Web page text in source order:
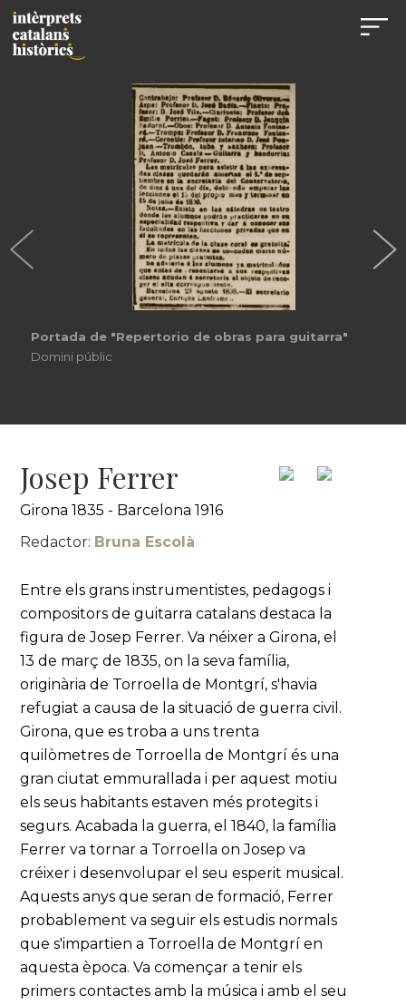
Portada de "Repertorio de obras para guitarra"
Domini públic
Josep Ferrer
Girona 1835 - Barcelona 1916
Redactor: Bruna Escolà
Entre els grans instrumentistes, pedagogs i
compositors de guitarra catalans destaca la
figura de Josep Ferrer. Va néixer a Girona, el
13 de març de 1835, on la seva família,
originària de Torroella de Montgrí, s'havia
refugiat a causa de la situació de guerra civil.
Girona, que es troba a uns trenta
quilòmetres de Torroella de Montgrí és una
gran ciutat emmurallada i per aquest motiu
els seus habitants estaven més protegits i
segurs. Acabada la guerra, el 1840, la família
Ferrer va tornar a Torroella on Josep va
créixer i desenvolupar el seu esperit musical.
Aquests anys que seran de formació, Ferrer
probablement va seguir els estudis normals
que s'impartien a Torroella de Montgrí en
aquesta època. Va començar a tenir els
primers contactes amb la música i amb el seu